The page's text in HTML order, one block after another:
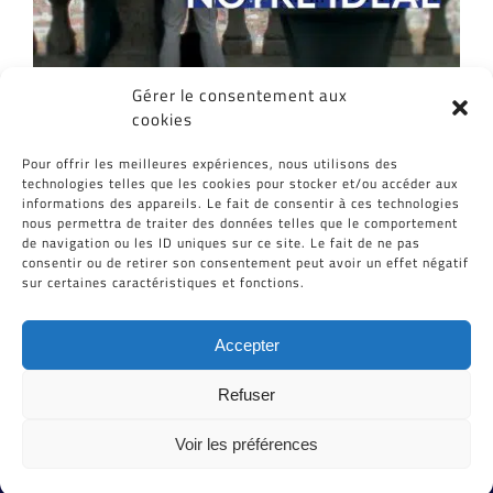
Gérer le consentement aux
cookies
Pour offrir les meilleures expériences, nous utilisons des
technologies telles que les cookies pour stocker et/ou accéder aux
informations des appareils. Le fait de consentir à ces technologies
nous permettra de traiter des données telles que le comportement
de navigation ou les ID uniques sur ce site. Le fait de ne pas
consentir ou de retirer son consentement peut avoir un effet négatif
sur certaines caractéristiques et fonctions.
Accepter
Refuser
Voir les préférences
Partagez cet article, Choisissez votre
Plateforme!
Facebook
TwitterRedditLinkedInWhatsApp
TumblrPinterest
Vk Email
Tous Droits Réservés © Cid-Plastiques 2020 - 2026 |